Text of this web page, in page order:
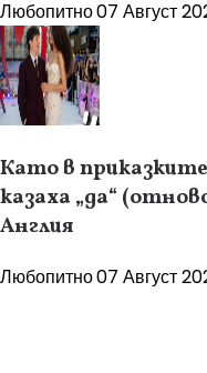
Любопитно07 Август
Като в
казаха „да“
Англия
Любопитно07 Август